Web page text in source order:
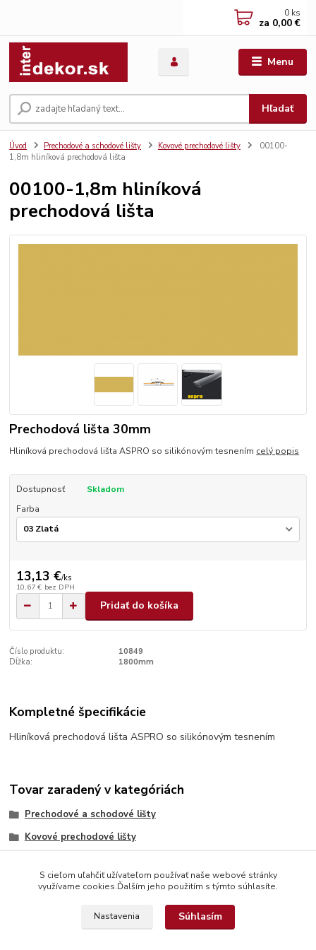
Menu
Hľadať
0 ks
za 0,00 €
Úvod Prechodové a schodové lišty Kovové prechodové lišty
00100-
1,8m hliníková prechodová lišta
00100-1,8m hliníková
prechodová lišta
Prechodová lišta 30mm
Hliníková prechodová lišta ASPRO so silikónovým tesnením celý popis
Dostupnosť
Skladom
Farba
13,13 €/ks
10,67 € bez DPH
Pridať do košíka
Číslo produktu:
10849
Dĺžka:
1800mm
Kompletné špecifikácie
Hliníková prechodová lišta ASPRO so silikónovým tesnením
Tovar zaradený v kategóriách
Prechodové a schodové lišty
Kovové prechodové lišty
S cieľom uľahčiť užívateľom používať naše webové stránky
využívame cookies.Ďalším jeho použitím s týmto súhlasíte.
Nastavenia Súhlasím